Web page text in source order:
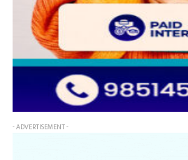
- ADVERTISEMENT -